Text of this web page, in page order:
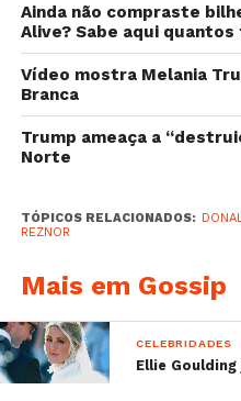
adorar ver os debates do
quando questões
eram colocadas, a
eleições, segundo Trent,
para passar a ser surreal.
Ainda não compraste
Alive? Sabe aqui
Vídeo mostra Melania
Branca
Trump ameaça a
Norte
TÓPICOS RELACIONADOS:
REZNOR
Mais em Gossip
CELEBRIDADES
Ellie